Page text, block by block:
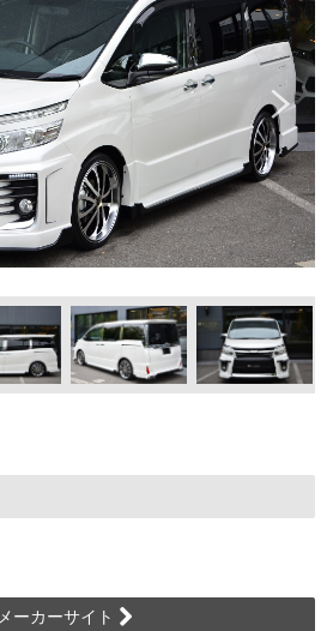
メーカーサイト